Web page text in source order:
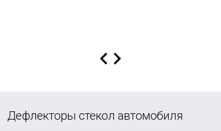
Дефлекторы стекол автомобиля